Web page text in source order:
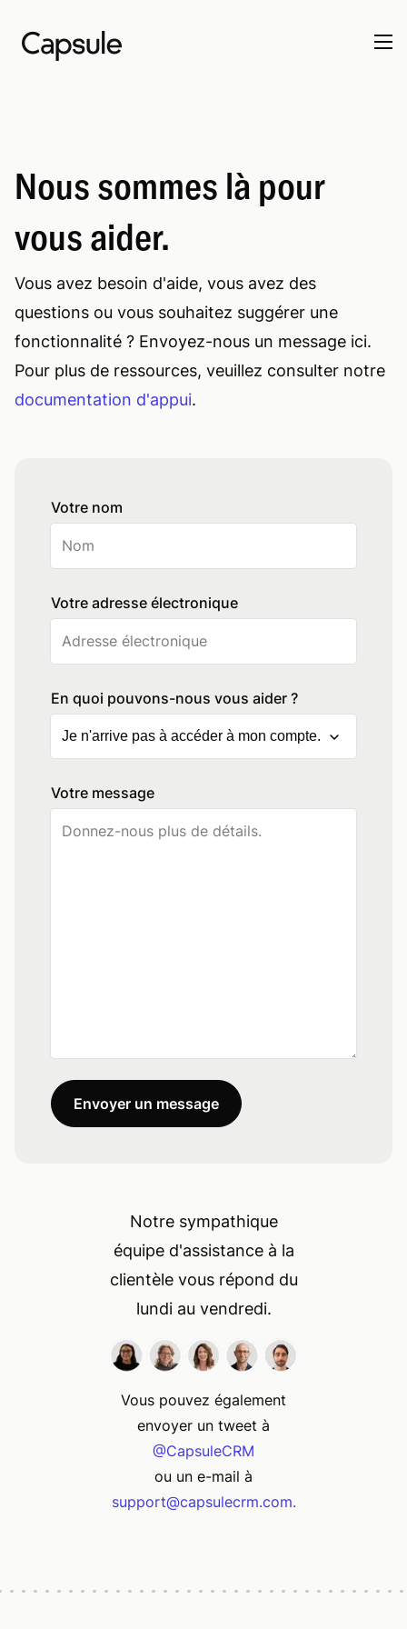
Nous sommes là pour
vous aider.
Vous avez besoin d'aide, vous avez des
questions ou vous souhaitez suggérer une
fonctionnalité ? Envoyez-nous un message ici.
Pour plus de ressources, veuillez consulter notre
documentation d'appui.
Votre nom
Votre adresse électronique
En quoi pouvons-nous vous aider ?
Votre message
Envoyer un message
Notre sympathique
équipe d'assistance à la
clientèle vous répond du
lundi au vendredi.
Vous pouvez également
envoyer un tweet à
@CapsuleCRM
ou un e-mail à
support@capsulecrm.com.